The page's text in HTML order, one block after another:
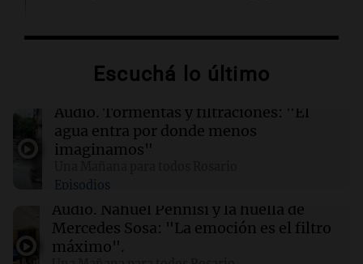
06:03 Tecnología
su nueva fábrica de semiconductores en Texas
Nagasaki recuerda los horrores de la bomba
atómica en su 81 aniversario
04:37 Mundo
Hutíes de Yemen atacan instalación de
Aramco en Arabia Saudí: nuevo conflicto en la
región
Escuchá lo último
Audio. Tormentas y filtraciones: "El
agua entra por donde menos
imaginamos"
Episodios
Audio. Nahuel Pennisi y la huella de
Mercedes Sosa: "La emoción es el filtro
máximo".